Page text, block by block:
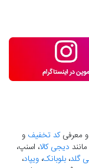
و معرفیکد تخفیف و
دیجی کالا، اسنپ،
گلد، بلوبانک، ویپاد،